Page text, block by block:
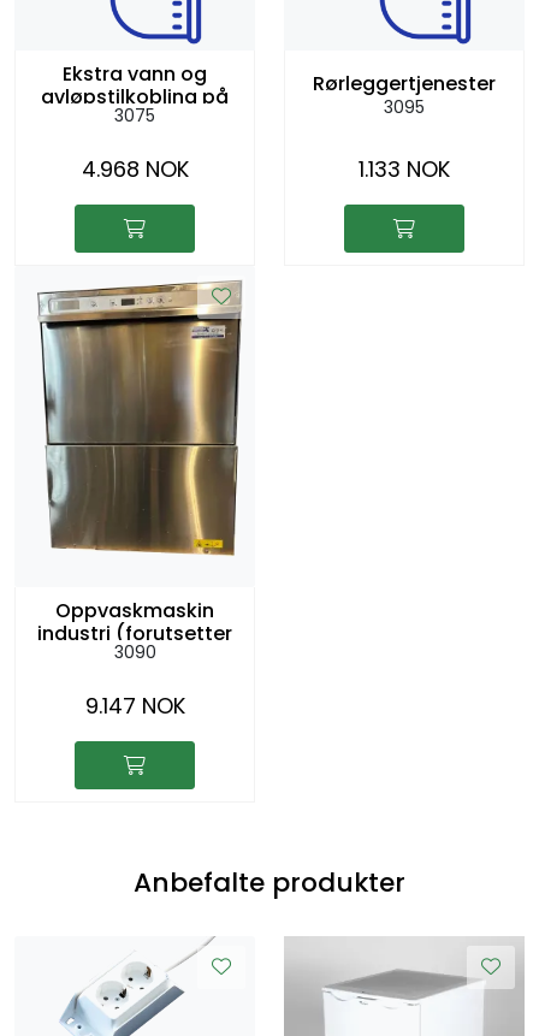
Ekstra vann og
avløpstilkobling på
stand
3075
4.968 NOK
Rørleggertjenester
3095
1.133 NOK
Oppvaskmaskin
industri (forutsetter
art. 3010 eller benk)
3090
9.147 NOK
Anbefalte produkter